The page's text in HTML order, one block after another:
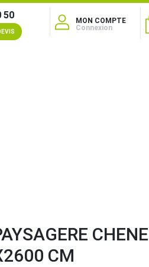
50
MON COMPTE
Connexion
CHENE
CM